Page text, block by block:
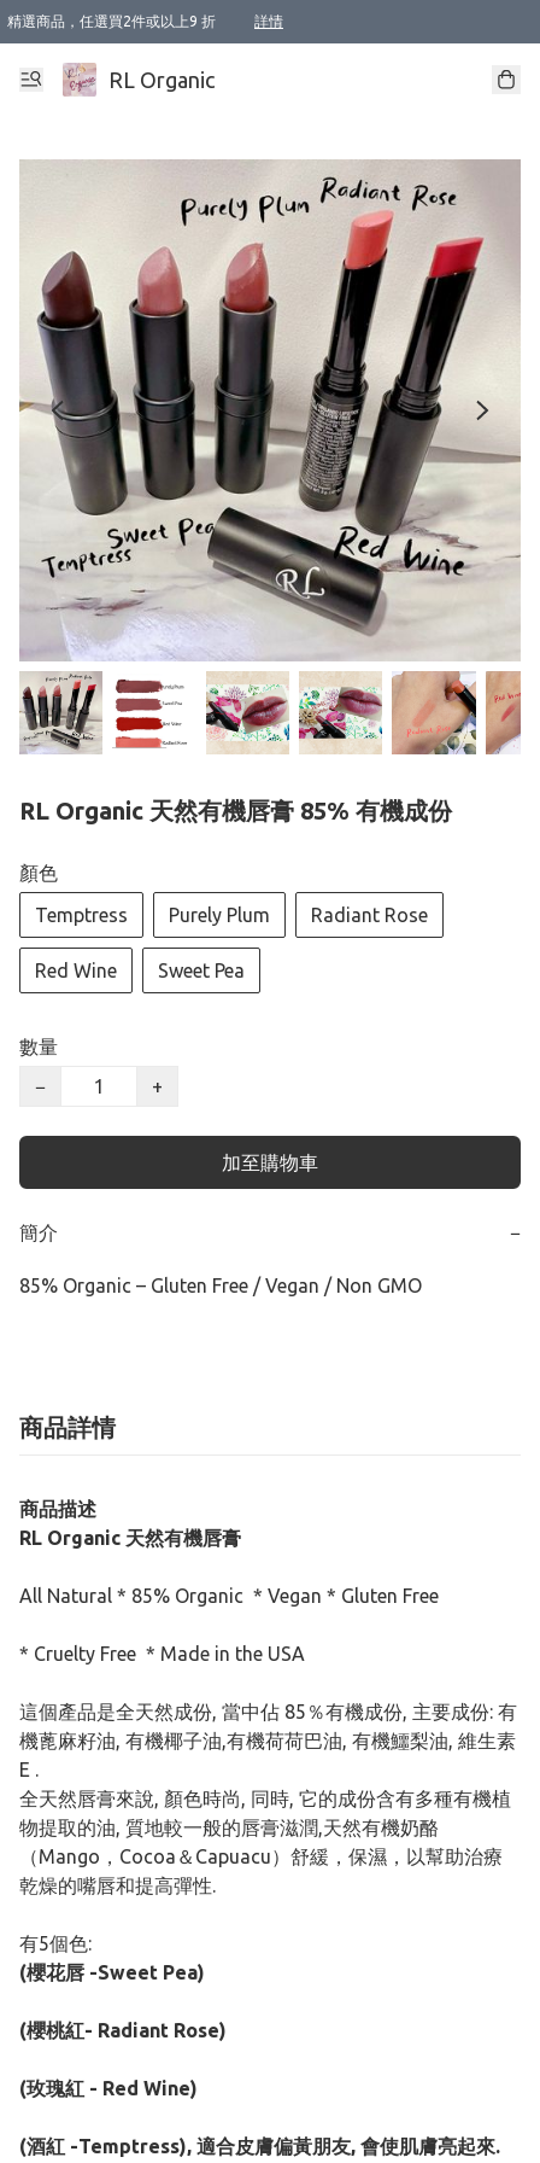
精選商品，任選買2件或以上9 折 詳情
XI周年優惠【新品自由選2件88折/3件85折】
XI周年優惠【Chakra 脈輪平衡自由選2件9折/3件85折/5件8折】
Florame 肌底自由選 2支9折 3支85折
XI周年優惠【蟲蟲退散 · 防衛結界﹞系列2件9折】
Sunki 任選2件95折
BIOFFICINA TOSCANA 任選2支9折 3支85折
Lamav 任選1件9折 2件85折
Mukti Organics 指定產品任選1件9折, 2件88折 3件85折
Intelligent Nutrients Skincare 任選2件9折
deodorant 任選2件88折
化妝品 任選2件95折
XI周年優惠【身心靈單品 任選2件9折/3件85折/5件8折】
XI周年優惠 【精油/香水 任選2件9折/3件85折/5件8折】
XI周年優惠【「關節到肌膚」全效養護 BODY OIL 組2件88折/3件85折】
XI周年優惠【夏日有機物理防曬套裝2件88折】
XI周年優惠【夏日潔面隨意選2件88折/3件85折】
XI周年優惠【逆齡奇蹟抗氧 11 自由選2件88折/3件85折/4件或以上8折】
新會員首次購物即享全單 95 折優惠！
成為VIP / VVIP 可享有生日月現金扣減獎賞優惠 !! 記得去賬户資料填上生日日期啦 !
選用順豐速運，滿$500 免運費
本地速遞 京東 送住宅/ 工商地址 $400 免運費
澳門訂單選用順豐速運，滿$800 免運費
RL Organic
RL Organic 天然有機唇膏 85% 有機成份
顏色
Temptress
Purely Plum Radiant Rose
Red Wine Sweet Pea
數量
−
+
加至購物車
簡介 −
85% Organic – Gluten Free / Vegan / Non GMO
商品詳情
商品描述
RL Organic 天然有機唇膏
All Natural * 85% Organic * Vegan * Gluten Free
* Cruelty Free * Made in the USA
這個產品是全天然成份, 當中佔 85％有機成份, 主要成份: 有
機蓖麻籽油, 有機椰子油,有機荷荷巴油, 有機鱷梨油, 維生素
E .
全天然唇膏來說, 顏色時尚, 同時, 它的成份含有多種有機植
物提取的油, 質地較一般的唇膏滋潤,天然有機奶酪
（Mango，Cocoa＆Capuacu）舒緩，保濕，以幫助治療
乾燥的嘴唇和提高彈性.
有5個色:
(櫻花唇 -Sweet Pea)
(櫻桃紅- Radiant Rose)
(玫瑰紅 - Red Wine)
(酒紅 -Temptress), 適合皮膚偏黃朋友, 會使肌膚亮起來.